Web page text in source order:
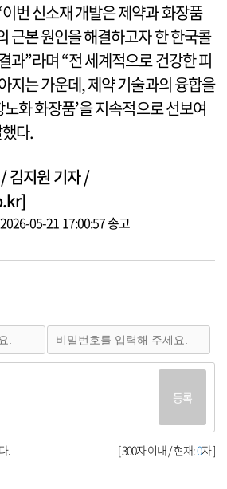
번 신소재 개발은 제약과 화장품
근본 원인을 해결하고자 한 한국콜
과”라며 “전 세계적으로 건강한 피
지는 가운데, 제약 기술과의 융합을
화 화장품’을 지속적으로 선보여
다.
김지원 기자 /
05-21 17:00:57 송고
등록
[ 300자 이내 / 현재:0자 ]
.